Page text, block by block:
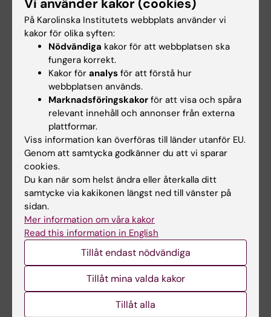
J. Neurosci. 2014 Jan;34(5):1592-8
Kognitionsforskning
Uppdaterad av:
Webb Admin 2014-03-14
Dela
Relaterade artiklar
På Karolinska Institutets webbplats använder vi
kakor för olika syften:
Nödvändiga kakor för att webbplatsen ska
fungera korrekt.
Kakor för analys för att förstå hur
webbplatsen används.
Marknadsföringskakor för att visa och spåra
relevant innehåll och annonser från externa
plattformar.
Viss information kan överföras till länder utanför EU.
Genom att samtycka godkänner du att vi sparar
cookies.
Du kan när som helst ändra eller återkalla ditt
samtycke via kakikonen längst ned till vänster på
sidan.
Mer information om våra kakor
Read this information in English
Tillåt endast nödvändiga
Tillåt mina valda kakor
Tillåt alla